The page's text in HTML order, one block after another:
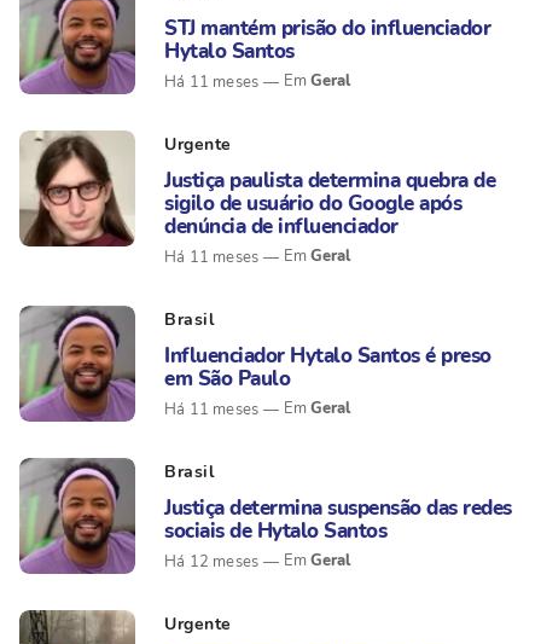
STJ mantém prisão do influenciador
Hytalo Santos
Há 11 meses Geral
Urgente
Justiça paulista determina quebra de
sigilo de usuário do Google após
denúncia de influenciador
Há 11 meses Geral
Brasil
Influenciador Hytalo Santos é preso
em São Paulo
Há 11 meses Geral
Brasil
Justiça determina suspensão das redes
sociais de Hytalo Santos
Há 12 meses Geral
Urgente